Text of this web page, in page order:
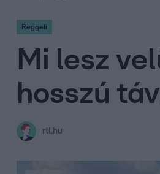
Reggeli
Mi lesz
hosszú
rtl.hu